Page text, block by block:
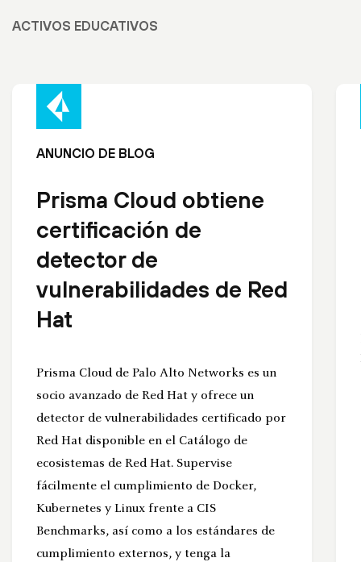
ACTIVOS EDUCATIVOS
ANUNCIO DE BLOG
Prisma Cloud obtiene
certificación de
detector de
vulnerabilidades de Red
Hat
Prisma Cloud de Palo Alto Networks es un
socio avanzado de Red Hat y ofrece un
detector de vulnerabilidades certificado por
Red Hat disponible en el Catálogo de
ecosistemas de Red Hat. Supervise
fácilmente el cumplimiento de Docker,
Kubernetes y Linux frente a CIS
Benchmarks, así como a los estándares de
cumplimiento externos, y tenga la